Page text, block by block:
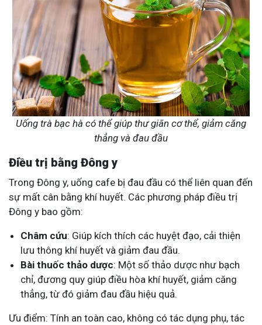
Uống trà bạc hà có thể giúp thư giãn cơ thể, giảm căng
thẳng và đau đầu
Điều trị bằng Đông y
Trong Đông y, uống cafe bị đau đầu có thể liên quan đến
sự mất cân bằng khí huyết. Các phương pháp điều trị
Đông y bao gồm:
Châm cứu: Giúp kích thích các huyệt đạo, cải thiện
lưu thông khí huyết và giảm đau đầu.
Bài thuốc thảo dược: Một số thảo dược như bạch
chỉ, đương quy giúp điều hòa khí huyết, giảm căng
thẳng, từ đó giảm đau đầu hiệu quả.
Ưu điểm: Tính an toàn cao, không có tác dụng phụ, tác